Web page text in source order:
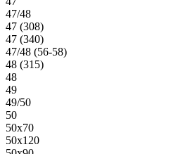
47/48
47 (308)
47 (340)
47/48 (56-58)
48 (315)
48
49
49/50
50
50х70
50х120